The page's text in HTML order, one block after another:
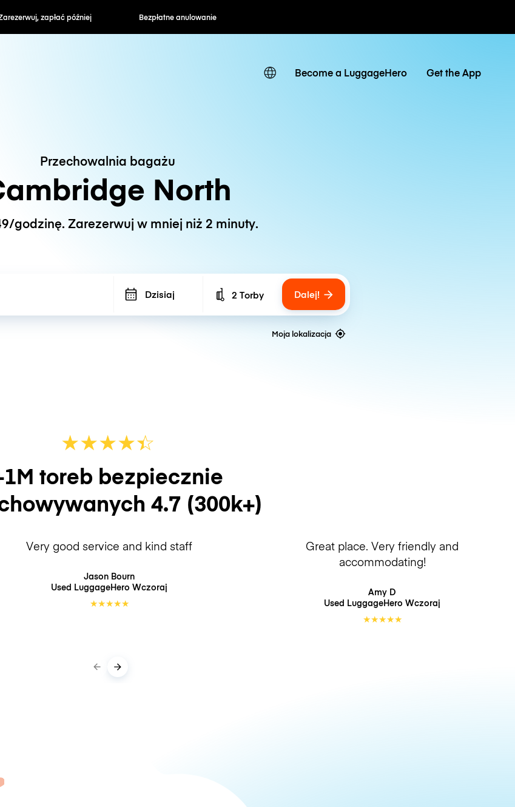
Bezpłatne anulowanie Stawki godzinowe / dzienne
Become a LuggageHero Get the App
Przechowalnia bagażu
North
godzinę. Zarezerwuj w mniej niż 2 minuty.
Dzisiaj Number of bags
2 Torby Dalej!
Moja lokalizacja
★★★★☆
★
toreb bezpiecznie
4.7 (300k+)
Very good service and kind staff
Jason Bourn
Used LuggageHero Wczoraj
★★★★★
Great place. Very friendly and
accommodating!
Amy D
Used LuggageHero Wczoraj
★★★★★